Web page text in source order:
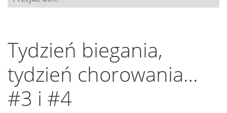
Tydzień biegania,
tydzień chorowania…
#3 i #4